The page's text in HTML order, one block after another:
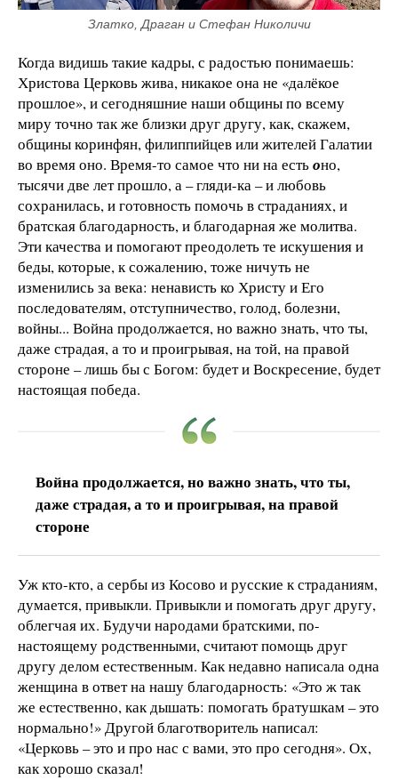
Златко, Драган и Стефан Николичи
Когда видишь такие кадры, с радостью понимаешь:
Христова Церковь жива, никакое она не «далёкое
прошлое», и сегодняшние наши общины по всему
миру точно так же близки друг другу, как, скажем,
общины коринфян, филиппийцев или жителей Галатии
во время оно. Время-то самое что ни на естьоно,
тысячи две лет прошло, а – гляди-ка – и любовь
сохранилась, и готовность помочь в страданиях, и
братская благодарность, и благодарная же молитва.
Эти качества и помогают преодолеть те искушения и
беды, которые, к сожалению, тоже ничуть не
изменились за века: ненависть ко Христу и Его
последователям, отступничество, голод, болезни,
войны... Война продолжается, но важно знать, что ты,
даже страдая, а то и проигрывая, на той, на правой
стороне – лишь бы с Богом: будет и Воскресение, будет
настоящая победа.
Война продолжается, но важно знать, что ты,
даже страдая, а то и проигрывая, на правой
стороне
Уж кто-кто, а сербы из Косово и русские к страданиям,
думается, привыкли. Привыкли и помогать друг другу,
облегчая их. Будучи народами братскими, по-
настоящему родственными, считают помощь друг
другу делом естественным. Как недавно написала одна
женщина в ответ на нашу благодарность: «Это ж так
же естественно, как дышать: помогать братушкам – это
нормально!» Другой благотворитель написал:
«Церковь – это и про нас с вами, это про сегодня». Ох,
как хорошо сказал!